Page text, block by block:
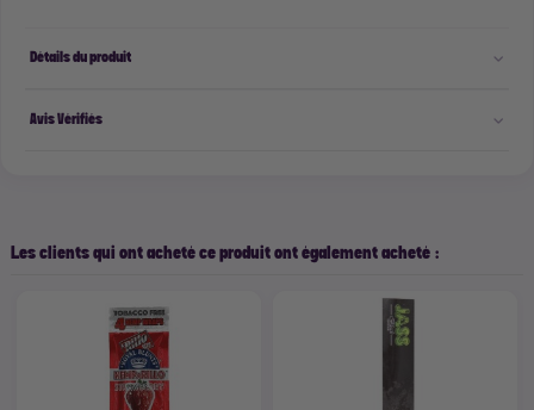
Détails du produit
Avis Vérifiés
Les clients qui ont acheté ce produit ont également acheté :